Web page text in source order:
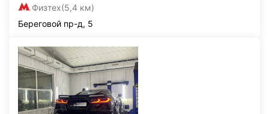
Физтех(5,4 км)
Береговой пр-д, 5